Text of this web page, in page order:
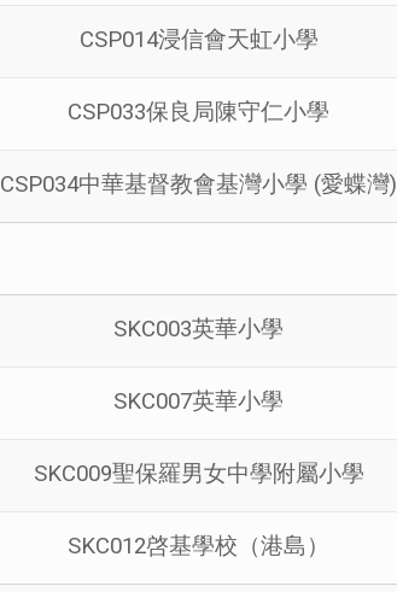
CSP014浸信會天虹小學
CSP033保良局陳守仁小學
CSP034中華基督教會基灣小學 (愛蝶灣)
SKC003英華小學
SKC007英華小學
SKC009聖保羅男女中學附屬小學
SKC012啓基學校（港島）